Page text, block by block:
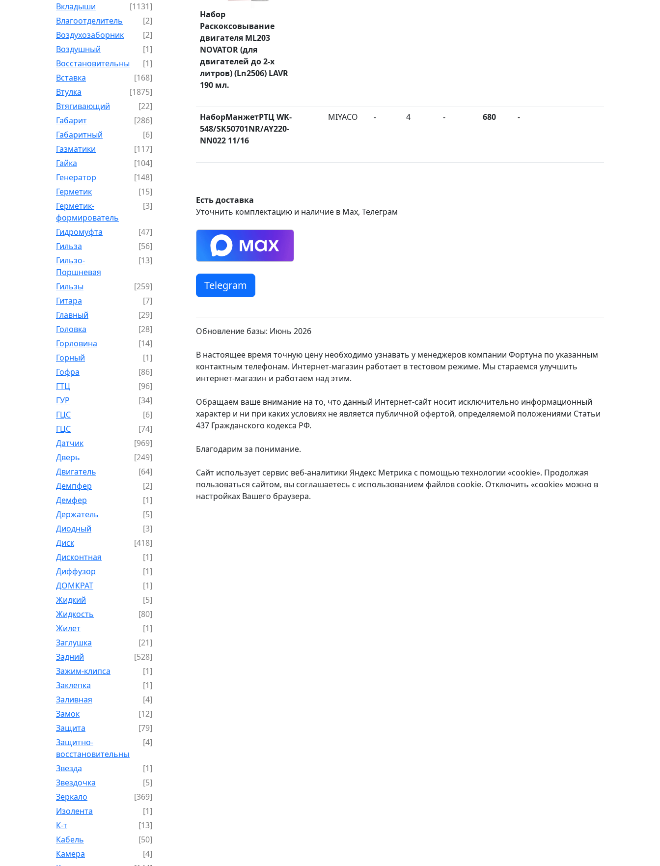
Вкладыши
[1131]
Влагоотделитель
[2]
Воздухозаборник
[2]
Воздушный
[1]
Восстановительный
[1]
Вставка
[168]
Втулка
[1875]
Втягивающий
[22]
Габарит
[286]
Габаритный
[6]
Газматики
[117]
Гайка
[104]
Генератор
[148]
Герметик
[15]
Герметик-
формирователь
[3]
Гидромуфта
[47]
Гильза
[56]
Гильзо-
Поршневая
[13]
Гильзы
[259]
Гитара
[7]
Главный
[29]
Головка
[28]
Горловина
[14]
Горный
[1]
Гофра
[86]
ГТЦ
[96]
ГУР
[34]
ГЦC
[6]
ГЦС
[74]
Датчик
[969]
Дверь
[249]
Двигатель
[64]
Демпфер
[2]
Демфер
[1]
Держатель
[5]
Диодный
[3]
Диск
[418]
Дисконтная
[1]
Диффузор
[1]
ДОМКРАТ
[1]
Жидкий
[5]
Жидкость
[80]
Жилет
[1]
Заглушка
[21]
Задний
[528]
Зажим-клипса
[1]
Заклепка
[1]
Заливная
[4]
Замок
[12]
Защита
[79]
Защитно-
восстановительный
[4]
Звезда
[1]
Звездочка
[5]
Зеркало
[369]
Изолента
[1]
К-т
[13]
Кабель
[50]
Камера
[4]
Набор
Раскоксовывание
двигателя ML203
NOVATOR (для
двигателей до 2-х
литров) (Ln2506) LAVR
190 мл.
НаборМанжетРТЦ WK-
548/SK50701NR/AY220-
NN022 11/16
MIYACO - 4 - 680 -
Есть доставка
Уточнить комплектацию и наличие в Max, Телеграм
Telegram
Обновление базы: Июнь 2026
В настоящее время точную цену необходимо узнавать у менеджеров компании Фортуна по указанным
контактным телефонам. Интернет-магазин работает в тестовом режиме. Мы стараемся улучшить
интернет-магазин и работаем над этим.
Обращаем ваше внимание на то, что данный Интернет-сайт носит исключительно информационный
характер и ни при каких условиях не является публичной офертой, определяемой положениями Статьи
437 Гражданского кодекса РФ.
Благодарим за понимание.
Сайт использует сервис веб-аналитики Яндекс Метрика с помощью технологии «cookie». Продолжая
пользоваться сайтом, вы соглашаетесь с использованием файлов cookie. Отключить «cookie» можно в
настройках Вашего браузера.